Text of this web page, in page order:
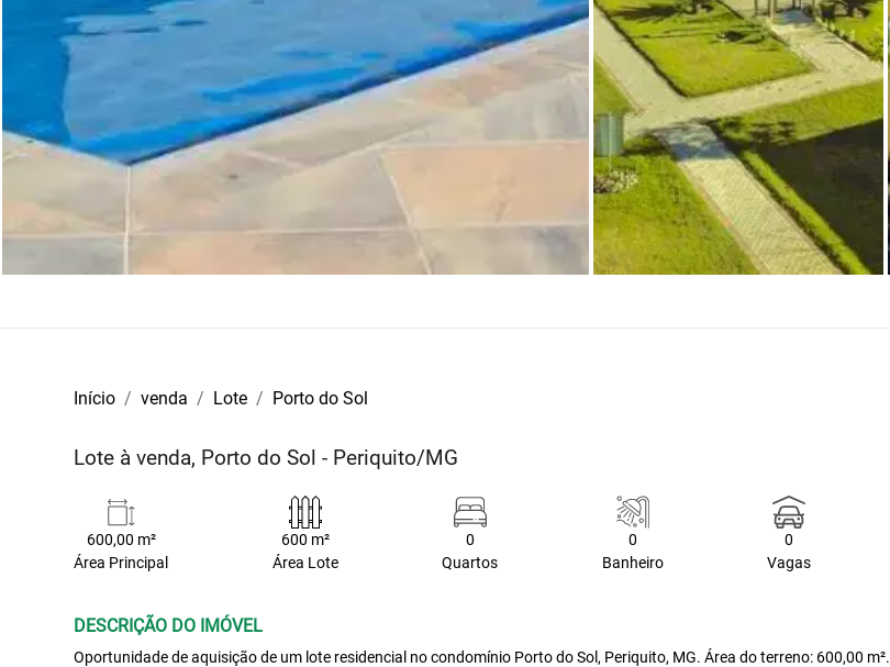
Início venda Lote Porto do Sol
Lote à venda, Porto do Sol - Periquito/MG
600,00 m²
Área Principal
600 m²
Área Lote
0
Quartos
0
Banheiro
0
Vagas
DESCRIÇÃO DO IMÓVEL
Oportunidade de aquisição de um lote residencial no condomínio Porto do Sol, Periquito, MG. Área do terreno: 600,00 m².